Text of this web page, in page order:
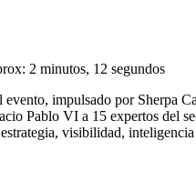
2 minutos, 12 segundos
impulsado por Sherpa
Pablo VI a 15 expertos del
visibilidad,